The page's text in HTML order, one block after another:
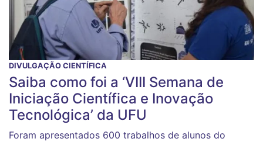
DIVULGAÇÃO CIENTÍFICA
Saiba como foi a ‘VIII Semana de
Iniciação Científica e Inovação
Tecnológica’ da UFU
Foram apresentados 600 trabalhos de alunos do